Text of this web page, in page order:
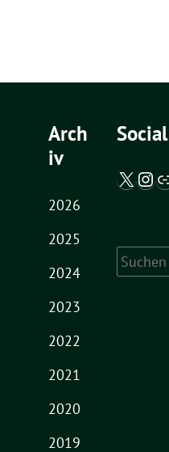
Arch
iv
2026
2025
2024
2023
2022
2021
2020
2019
X /
Suche
nach: